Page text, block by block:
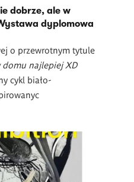
dobrze, ale w
dyplomowa
o przewrotnym tytule
domu najlepiej XD
cykl biało-